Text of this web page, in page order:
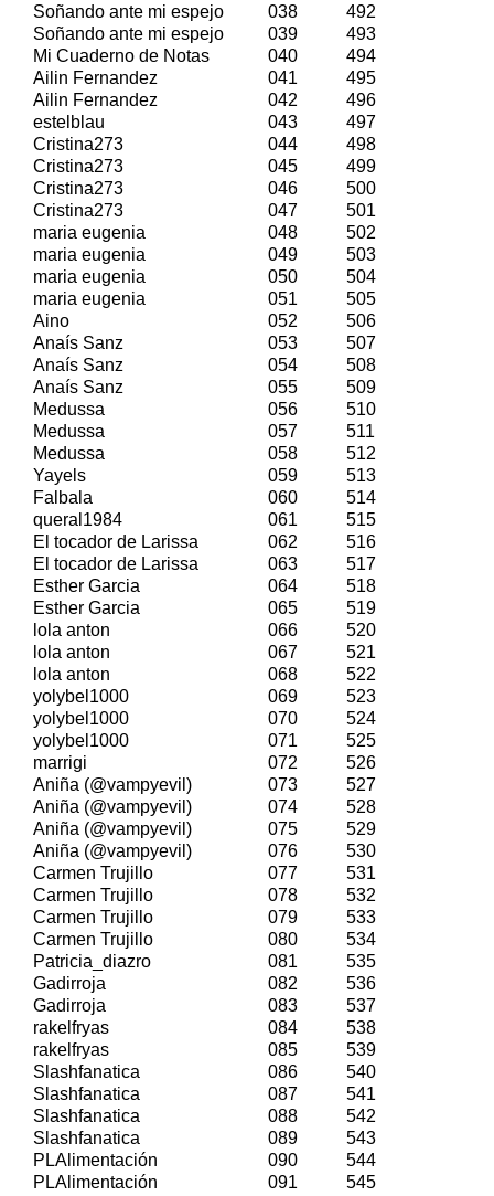
Soñando ante mi espejo
038
492
Soñando ante mi espejo
039
493
Mi Cuaderno de Notas
040
494
Ailin Fernandez
041
495
Ailin Fernandez
042
496
estelblau
043
497
Cristina273
044
498
Cristina273
045
499
Cristina273
046
500
Cristina273
047
501
maria eugenia
048
502
maria eugenia
049
503
maria eugenia
050
504
maria eugenia
051
505
Aino
052
506
Anaís Sanz
053
507
Anaís Sanz
054
508
Anaís Sanz
055
509
Medussa
056
510
Medussa
057
511
Medussa
058
512
Yayels
059
513
Falbala
060
514
queral1984
061
515
El tocador de Larissa
062
516
El tocador de Larissa
063
517
Esther Garcia
064
518
Esther Garcia
065
519
lola anton
066
520
lola anton
067
521
lola anton
068
522
yolybel1000
069
523
yolybel1000
070
524
yolybel1000
071
525
marrigi
072
526
Aniña (@vampyevil)
073
527
Aniña (@vampyevil)
074
528
Aniña (@vampyevil)
075
529
Aniña (@vampyevil)
076
530
Carmen Trujillo
077
531
Carmen Trujillo
078
532
Carmen Trujillo
079
533
Carmen Trujillo
080
534
Patricia_diazro
081
535
Gadirroja
082
536
Gadirroja
083
537
rakelfryas
084
538
rakelfryas
085
539
Slashfanatica
086
540
Slashfanatica
087
541
Slashfanatica
088
542
Slashfanatica
089
543
PLAlimentación
090
544
PLAlimentación
091
545